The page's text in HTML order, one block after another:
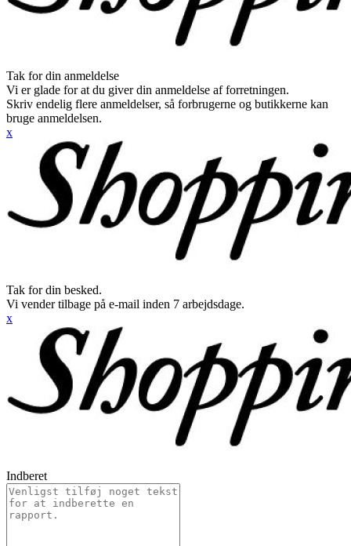
Tak for din anmeldelse
Vi er glade for at du giver din anmeldelse af forretningen.
Skriv endelig flere anmeldelser, så forbrugerne og butikkerne kan
bruge anmeldelsen.
x
Tak for din besked.
Vi vender tilbage på e-mail inden 7 arbejdsdage.
x
Indberet